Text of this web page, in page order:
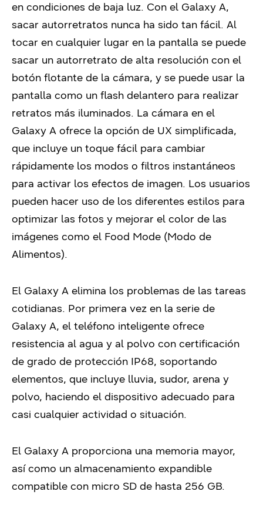
en condiciones de baja luz. Con el Galaxy A,
sacar autorretratos nunca ha sido tan fácil. Al
tocar en cualquier lugar en la pantalla se puede
sacar un autorretrato de alta resolución con el
botón flotante de la cámara, y se puede usar la
pantalla como un flash delantero para realizar
retratos más iluminados. La cámara en el
Galaxy A ofrece la opción de UX simplificada,
que incluye un toque fácil para cambiar
rápidamente los modos o filtros instantáneos
para activar los efectos de imagen. Los usuarios
pueden hacer uso de los diferentes estilos para
optimizar las fotos y mejorar el color de las
imágenes como el Food Mode (Modo de
Alimentos).
El Galaxy A elimina los problemas de las tareas
cotidianas. Por primera vez en la serie de
Galaxy A, el teléfono inteligente ofrece
resistencia al agua y al polvo con certificación
de grado de protección IP68, soportando
elementos, que incluye lluvia, sudor, arena y
polvo, haciendo el dispositivo adecuado para
casi cualquier actividad o situación.
El Galaxy A proporciona una memoria mayor,
así como un almacenamiento expandible
compatible con micro SD de hasta 256 GB.